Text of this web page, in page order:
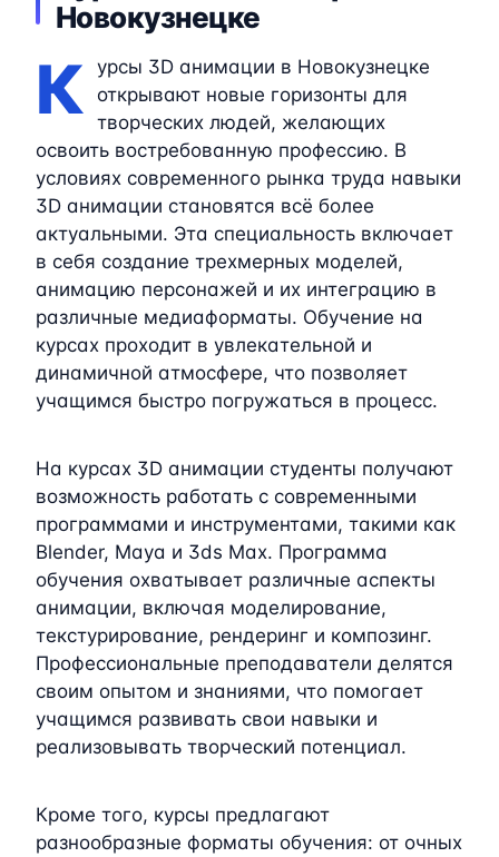
Новокузнецке
К
урсы 3D анимации в Новокузнецке
открывают новые горизонты для
творческих людей, желающих
освоить востребованную профессию. В
условиях современного рынка труда навыки
3D анимации становятся всё более
актуальными. Эта специальность включает
в себя создание трехмерных моделей,
анимацию персонажей и их интеграцию в
различные медиаформаты. Обучение на
курсах проходит в увлекательной и
динамичной атмосфере, что позволяет
учащимся быстро погружаться в процесс.
На курсах 3D анимации студенты получают
возможность работать с современными
программами и инструментами, такими как
Blender, Maya и 3ds Max. Программа
обучения охватывает различные аспекты
анимации, включая моделирование,
текстурирование, рендеринг и композинг.
Профессиональные преподаватели делятся
своим опытом и знаниями, что помогает
учащимся развивать свои навыки и
реализовывать творческий потенциал.
Кроме того, курсы предлагают
разнообразные форматы обучения: от очных